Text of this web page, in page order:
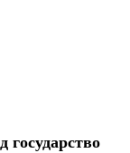
государство